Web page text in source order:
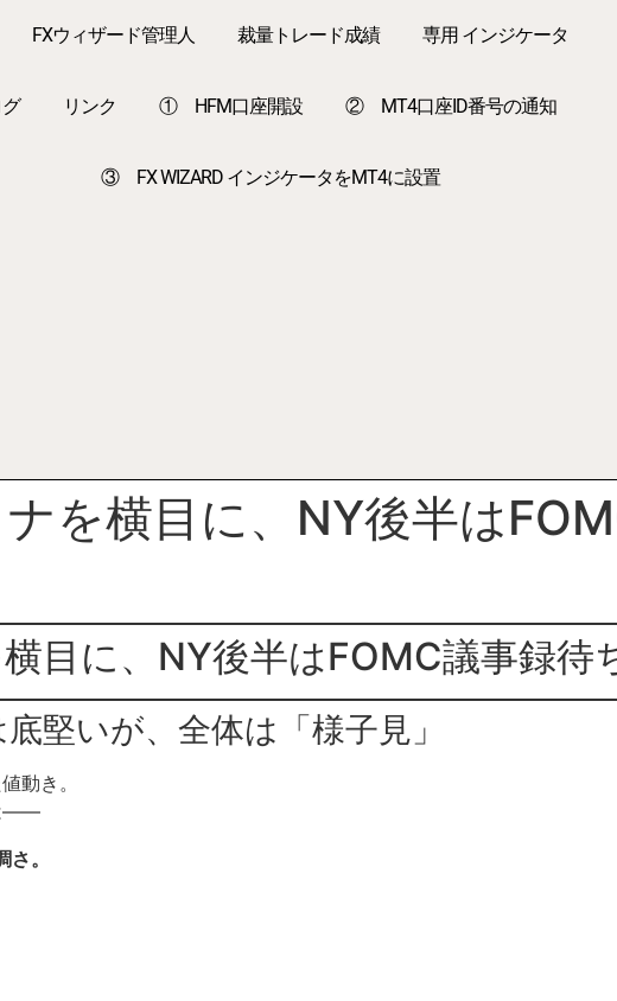
FXウィザード管理人 裁量トレード成績 専用 インジケータ
リンク ① HFM口座開設 ② MT4口座ID番号の通知
③ FX WIZARD インジケータをMT4に設置
を横目に、NY後半は
目に、NY後半はFOMC議事録待
堅いが、全体は「様子見」
動き。
——
。